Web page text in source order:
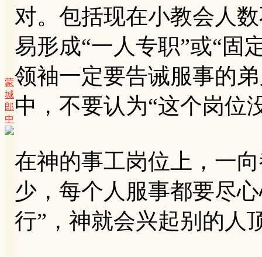
蒙
城
郎
中
对。包括现在小教会人
易形成“一人专职”或“固
领袖一定要告诫服事的
中，不要认为“这个岗位
在神的事工岗位上，一
少，每个人服事都要尽
行”，神就会兴起别的人